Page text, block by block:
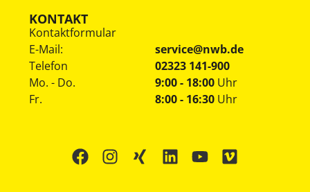
KONTAKT
Kontaktformular
E-Mail:
service@nwb.de
Telefon
02323 141-900
Mo. - Do.
Fr.
9:00 - 18:00 Uhr
8:00 - 16:30 Uhr